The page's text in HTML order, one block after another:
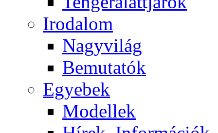
Irodalom
Nagyvilág
Bemutatók
Egyebek
Modellek